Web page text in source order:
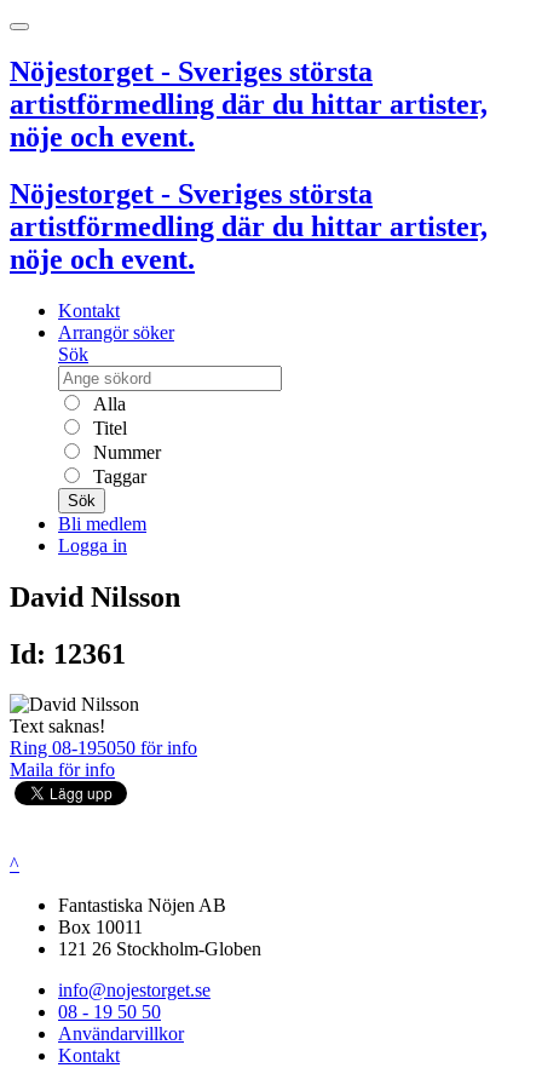
Nöjestorget - Sveriges största
artistförmedling där du hittar artister,
nöje och event.
Nöjestorget - Sveriges största
artistförmedling där du hittar artister,
nöje och event.
Kontakt
Arrangör söker
Sök
Alla
Titel
Nummer
Taggar
Sök
Bli medlem
Logga in
David Nilsson
Id: 12361
Text saknas!
Ring 08-195050 för info
Maila för info
^
Fantastiska Nöjen AB
Box 10011
121 26 Stockholm-Globen
info@nojestorget.se
08 - 19 50 50
Användarvillkor
Kontakt